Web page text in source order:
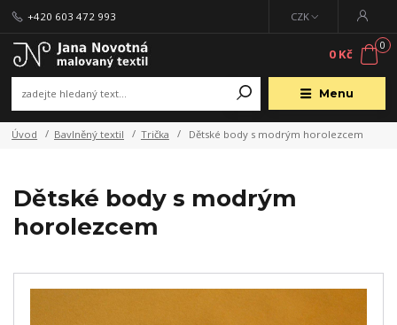
Menu
CZK
+420 603 472 993
0
0 Kč
Úvod Bavlněný textil Trička Dětské body s modrým horolezcem
Dětské body s modrým
horolezcem